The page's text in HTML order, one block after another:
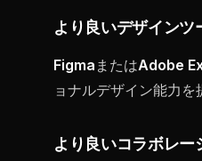
より良いデザインツ
Figma またはAdobe
ョナルデザイン能力を
より良いコラボレー